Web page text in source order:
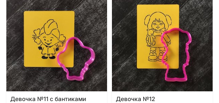
Девочка №11 с бантиками Девочка №12